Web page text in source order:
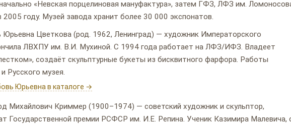
«Невская порцелиновая мануфактура», затем ГФЗ, ЛФЗ им.
году. Музей завода хранит более 30 000 экспонатов.
Цветкова (род. 1962, Ленинград) — художник Императорского
ЛВХПУ им. В.И. Мухиной. С 1994 года работает на ЛФЗ/ИФЗ. Владеет
создаёт скульптурные букеты из бисквитного фарфора. Работы
Русского музея.
Юрьевна в каталоге →
Михайлович Криммер (1900–1974) — советский художник и скульптор,
Государственной премии РСФСР им. И.Е. Репина. Ученик Казимира Малевича,